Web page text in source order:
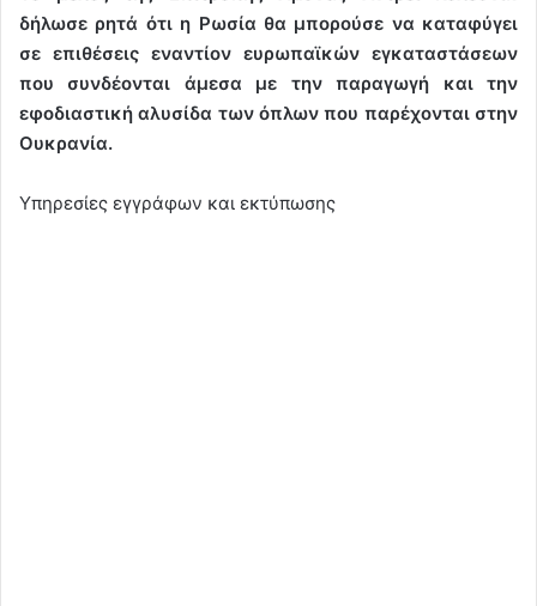
δήλωσε ρητά ότι η Ρωσία θα μπορούσε να καταφύγει
σε επιθέσεις εναντίον ευρωπαϊκών εγκαταστάσεων
που συνδέονται άμεσα με την παραγωγή και την
εφοδιαστική αλυσίδα των όπλων που παρέχονται στην
Ουκρανία.
Υπηρεσίες εγγράφων και εκτύπωσης